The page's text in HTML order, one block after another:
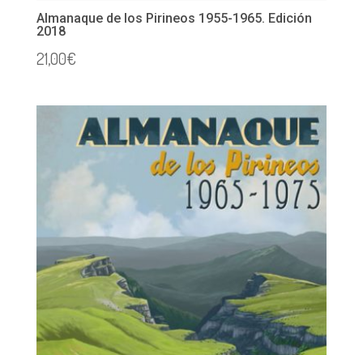
Almanaque de los Pirineos 1955-1965. Edición
2018
21,00€